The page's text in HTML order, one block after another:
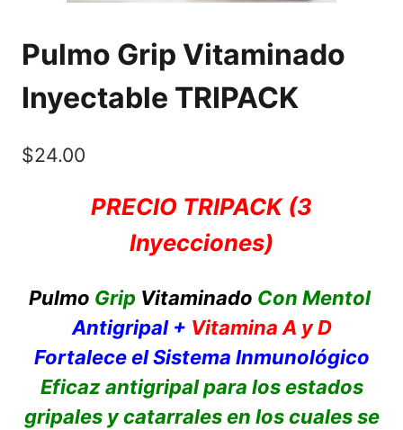
Pulmo Grip Vitaminado
Inyectable TRIPACK
$24.00
PRECIO TRIPACK (3
Inyecciones)
Pulmo Grip Vitaminado Con Mentol
Antigripal + Vitamina A y D
Fortalece el Sistema Inmunológico
Eficaz antigripal para los estados
gripales y catarrales en los cuales se